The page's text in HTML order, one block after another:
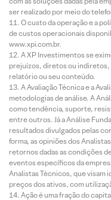
ser realizado por meio do
O custo da operação e a
de custos operacionais
www.xpi.com.br.
A XP Investimentos se
prejuízos, diretos ou indiretos,
relatório ou seu conteúdo.
A Avaliação Técnica e a
metodologias de análise. A
como tendência, suporte,
entre outros. Já a Análise
resultados divulgados pelas
forma, as opiniões dos
retornos dadas as condições
eventos específicos da
Analistas Técnicos, que visam
preços dos ativos, com
Ação é uma fração do